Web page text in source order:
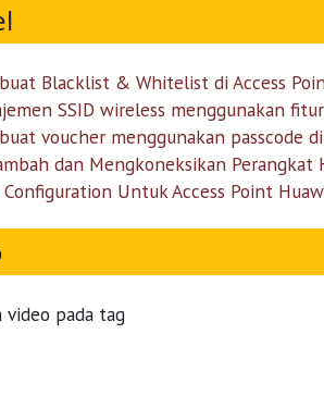
Blacklist & Whitelist di Access
SSID wireless menggunakan
voucher menggunakan passcode
dan Mengkoneksikan
Configuration Untuk Access Point
video pada tag